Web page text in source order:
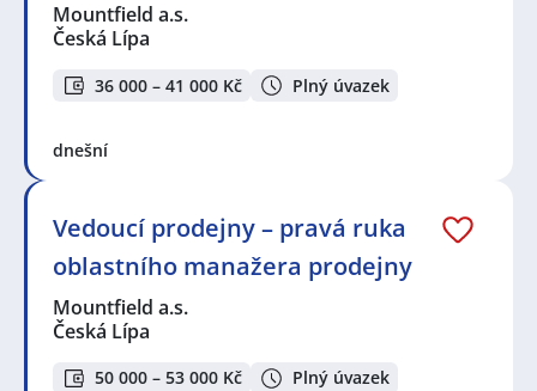
Mountfield a.s.
Česká Lípa
36 000 – 41 000 Kč Plný úvazek
dnešní
Vedoucí prodejny – pravá ruka
oblastního manažera prodejny
Mountfield a.s.
Česká Lípa
50 000 – 53 000 Kč Plný úvazek